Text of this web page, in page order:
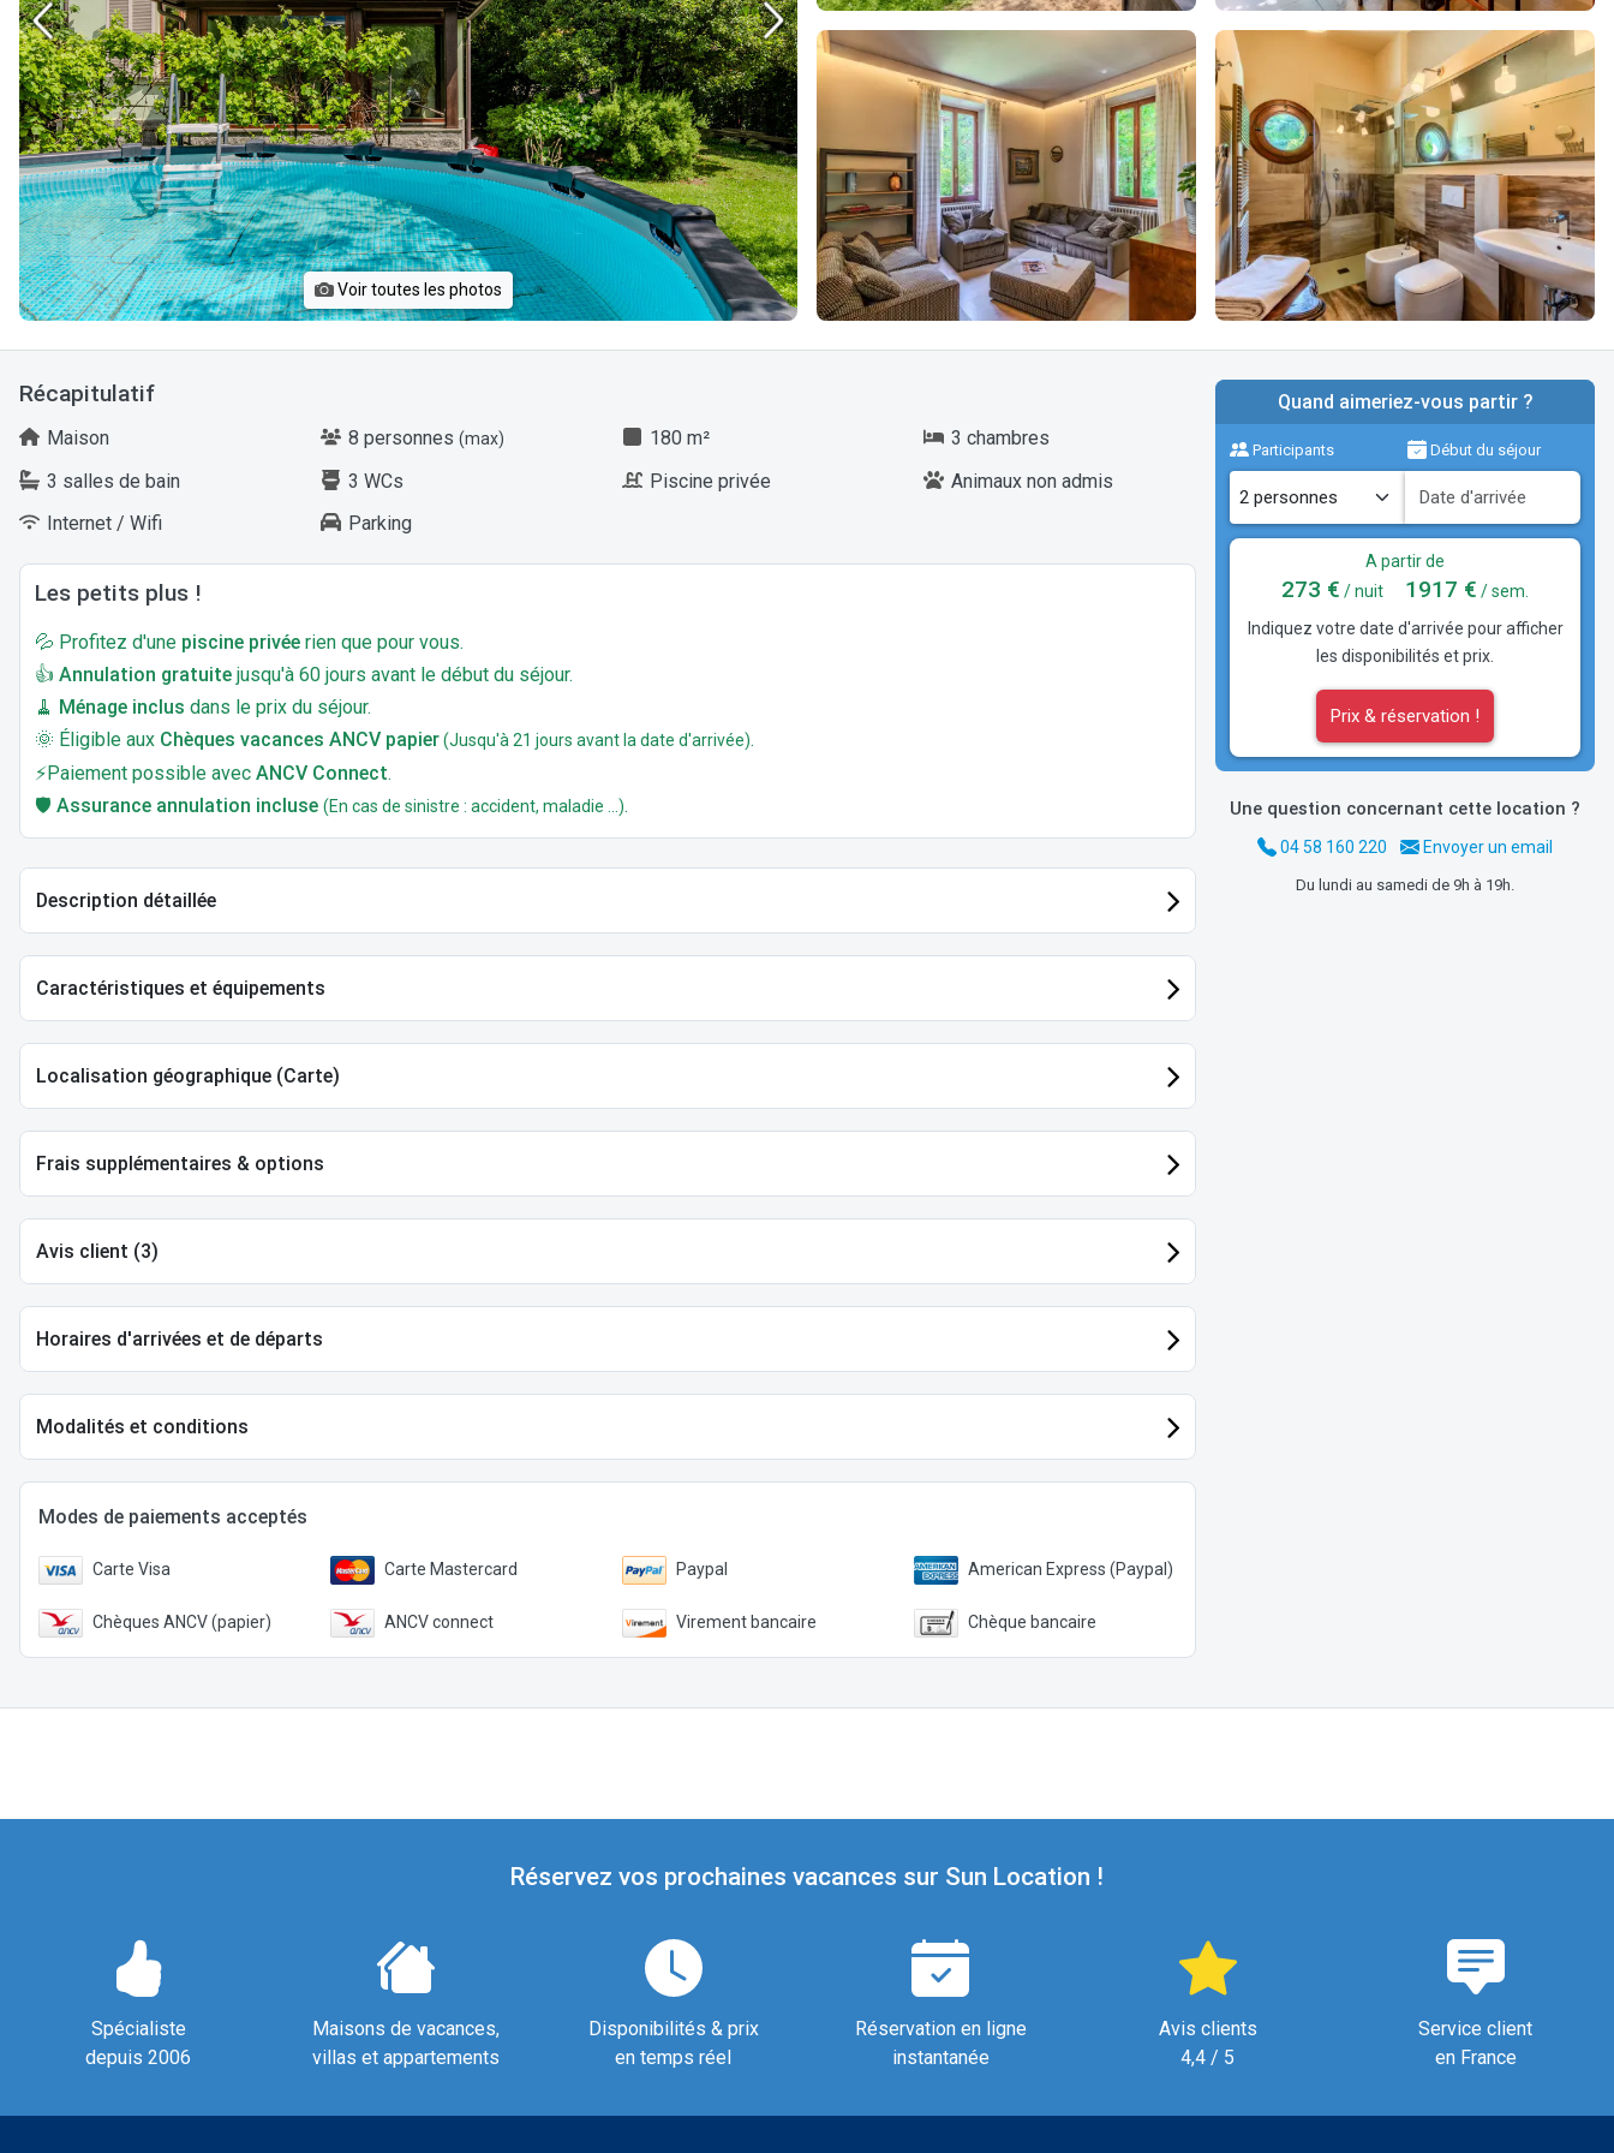
Voir toutes les photos
Récapitulatif
Maison 8 personnes (max) 180 m²
3 chambres
3 salles de bain
3 WCs Piscine privée
Animaux non admis
Internet / Wifi
Parking
Les petits plus !
💦 Profitez d'une piscine privée rien que pour vous.
👍 Annulation gratuite jusqu'à 60 jours avant le début du séjour.
🧹 Ménage inclus dans le prix du séjour.
🌞 Éligible aux Chèques vacances ANCV papier(Jusqu'à 21 jours avant la date d'arrivée).
⚡Paiement possible avec ANCV Connect.
🛡️ Assurance annulation incluse (En cas de sinistre : accident, maladie ...).
Description détaillée
Caractéristiques et équipements
Localisation géographique (Carte)
Frais supplémentaires & options
Avis client (3)
Horaires d'arrivées et de départs
Modalités et conditions
Modes de paiements acceptés
Carte Visa Carte Mastercard Paypal American Express (Paypal)
Chèques ANCV (papier) ANCV connect Virement bancaire Chèque bancaire
Quand aimeriez-vous partir ?
Participants Début du séjour
A partir de
273 € / nuit 1917 € / sem.
Indiquez votre date d'arrivée pour afficher
les disponibilités et prix.
Prix & réservation !
Une question concernant cette location ?
04 58 160 220 Envoyer un email
Du lundi au samedi de 9h à 19h.
Réservez vos prochaines vacances sur Sun Location !
Spécialiste
depuis 2006
Maisons de vacances,
villas et appartements
Disponibilités & prix
en temps réel
Réservation en ligne
instantanée
Avis clients
4,4 / 5
Service client
en France